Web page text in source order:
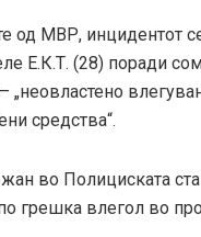
од МВР, инцидентот
Е.К.Т. (28) поради
„неовластено
средства“.
во Полициската
грешка влегол во